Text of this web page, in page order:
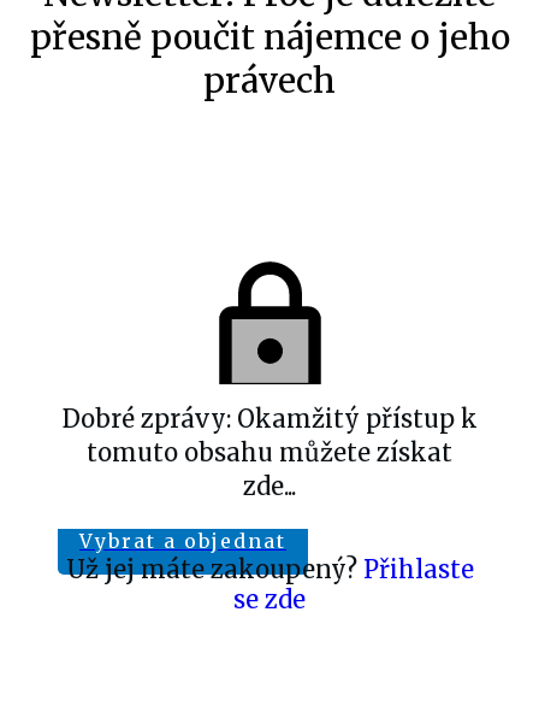
přesně poučit nájemce o jeho
právech
Dobré zprávy: Okamžitý přístup k
tomuto obsahu můžete získat
zde...
Vybrat a objednat
Už jej máte zakoupený? Přihlaste
se zde